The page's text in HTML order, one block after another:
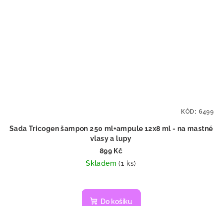
Sada Tricogen šampon 250 ml+ampule 12x8 ml - na mastné
vlasy a lupy
899 Kč
Skladem(1 ks)
Do košíku
KÓD: 6499